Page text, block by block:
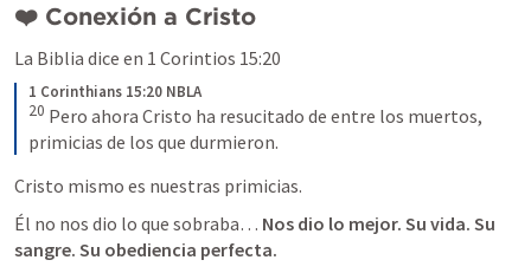
❤️ Conexión a Cristo
La Biblia dice en 1 Corintios 15:20
1 Corinthians 15:20 NBLA
20 Pero ahora Cristo ha resucitado de entre los muertos,
primicias de los que durmieron.
Cristo mismo es nuestras primicias.
Él no nos dio lo que sobraba… Nos dio lo mejor. Su vida. Su
sangre. Su obediencia perfecta.